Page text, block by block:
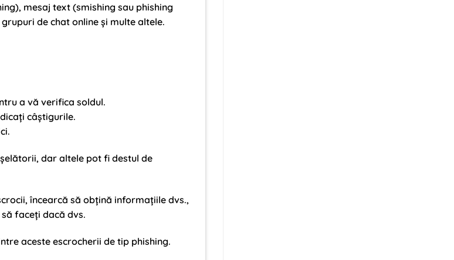
mesaj text (smishing sau phishing
de chat online și multe altele.
a vă verifica soldul.
câștigurile.
dar altele pot fi destul de
încearcă să obțină informațiile dvs.,
faceți dacă dvs.
aceste escrocherii de tip phishing.